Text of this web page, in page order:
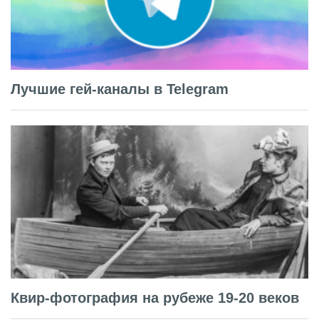
Лучшие гей-каналы в Telegram
Квир-фотография на рубеже 19-20 веков